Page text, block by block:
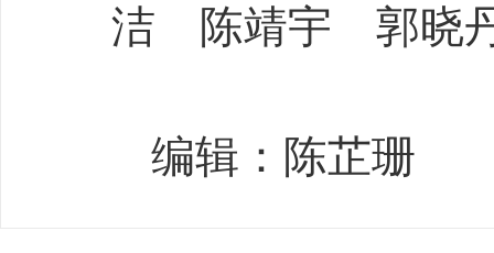
洁 陈靖宇 郭晓
编辑：陈芷珊